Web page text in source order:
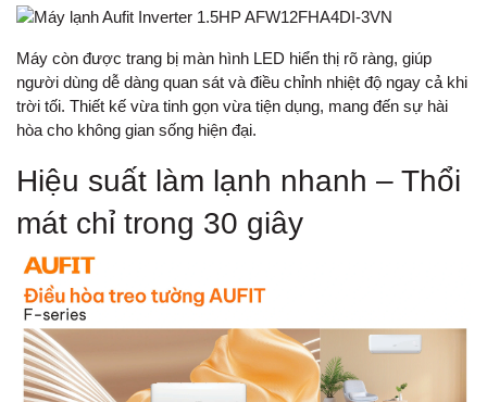
Máy còn được trang bị màn hình LED hiển thị rõ ràng, giúp
người dùng dễ dàng quan sát và điều chỉnh nhiệt độ ngay cả khi
trời tối. Thiết kế vừa tinh gọn vừa tiện dụng, mang đến sự hài
hòa cho không gian sống hiện đại.
Hiệu suất làm lạnh nhanh – Thổi
mát chỉ trong 30 giây